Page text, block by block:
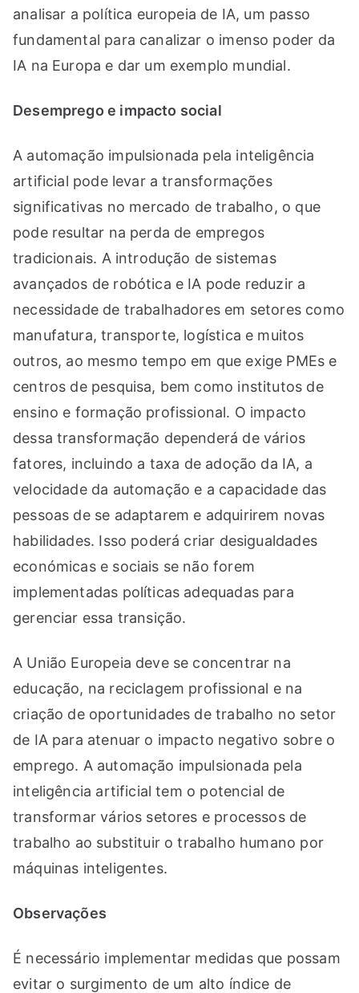
analisar a política europeia de IA, um passo
fundamental para canalizar o imenso poder da
IA na Europa e dar um exemplo mundial.
Desemprego e impacto social
A automação impulsionada pela inteligência
artificial pode levar a transformações
significativas no mercado de trabalho, o que
pode resultar na perda de empregos
tradicionais. A introdução de sistemas
avançados de robótica e IA pode reduzir a
necessidade de trabalhadores em setores como
manufatura, transporte, logística e muitos
outros, ao mesmo tempo em que exige PMEs e
centros de pesquisa, bem como institutos de
ensino e formação profissional. O impacto
dessa transformação dependerá de vários
fatores, incluindo a taxa de adoção da IA, a
velocidade da automação e a capacidade das
pessoas de se adaptarem e adquirirem novas
habilidades. Isso poderá criar desigualdades
económicas e sociais se não forem
implementadas políticas adequadas para
gerenciar essa transição.
A União Europeia deve se concentrar na
educação, na reciclagem profissional e na
criação de oportunidades de trabalho no setor
de IA para atenuar o impacto negativo sobre o
emprego. A automação impulsionada pela
inteligência artificial tem o potencial de
transformar vários setores e processos de
trabalho ao substituir o trabalho humano por
máquinas inteligentes.
Observações
É necessário implementar medidas que possam
evitar o surgimento de um alto índice de